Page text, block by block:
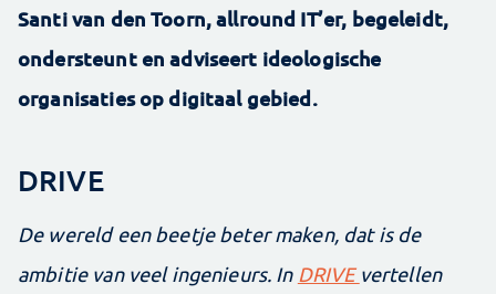
Santi van den Toorn, allround IT’er, begeleidt,
ondersteunt en adviseert ideologische
organisaties op digitaal gebied.
DRIVE
De wereld een beetje beter maken, dat is de
ambitie van veel ingenieurs. In DRIVE vertellen